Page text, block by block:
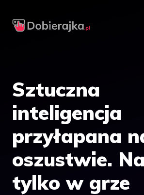
Sztuczna
inteligencja
przyłapana
oszustwie.
tylko w grze